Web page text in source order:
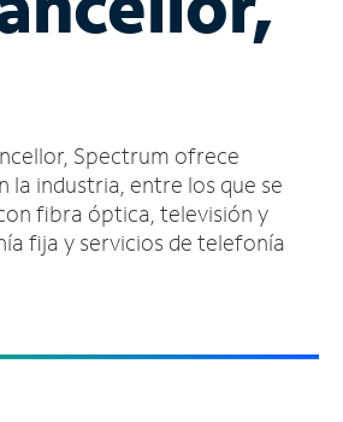
Spectrum ofrece
la industria, entre los que se
fibra óptica, televisión y
fija y servicios de telefonía